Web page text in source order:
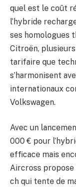
quel est le coût
l’hybride
ses homologues
Citroën,
tarifaire que
s’harmonisent
internationaux
Volkswagen.
Avec un
000 € pour
efficace mais
Aircross propose
ch qui tente de